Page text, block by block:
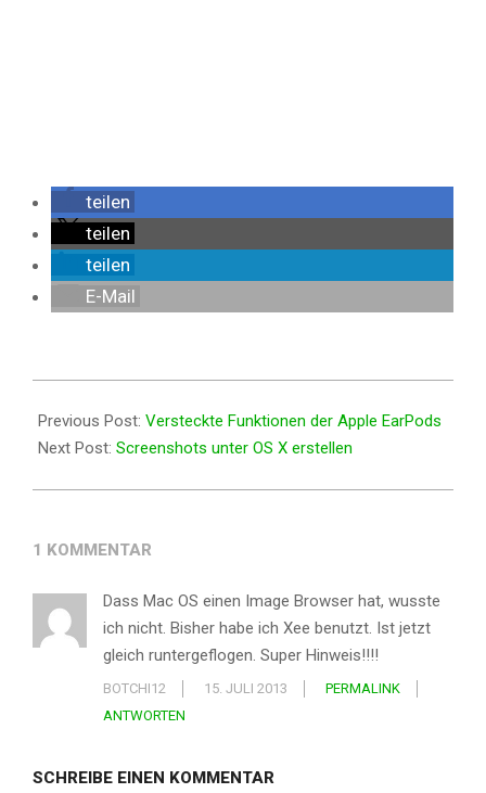
teilen
teilen
teilen
E-Mail
07-
07
Previous Post: Versteckte Funktionen der Apple EarPods
Next Post: Screenshots unter OS X erstellen
1 KOMMENTAR
Dass Mac OS einen Image Browser hat, wusste
ich nicht. Bisher habe ich Xee benutzt. Ist jetzt
gleich runtergeflogen. Super Hinweis!!!!
BOTCHI12 15. JULI 2013
PERMALINK
ANTWORTEN
SCHREIBE EINEN KOMMENTAR